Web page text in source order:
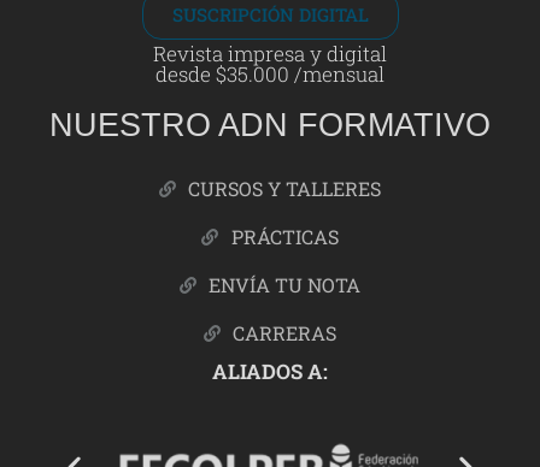
SUSCRIPCIÓN DIGITAL
Revista impresa y digital
desde $35.000 /mensual
NUESTRO ADN FORMATIVO
CURSOS Y TALLERES
PRÁCTICAS
ENVÍA TU NOTA
CARRERAS
ALIADOS A: